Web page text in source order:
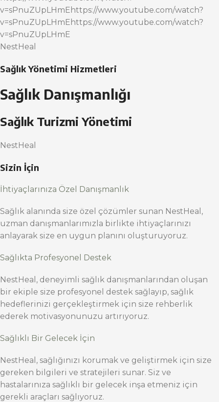
v=sPnuZUpLHmEhttps://www.youtube.com/watch?
v=sPnuZUpLHmEhttps://www.youtube.com/watch?
v=sPnuZUpLHmE
NestHeal
Sağlık Yönetimi Hizmetleri
Sağlık Danışmanlığı
Sağlık Turizmi Yönetimi
NestHeal
Sizin İçin
İhtiyaçlarınıza Özel Danışmanlık
Sağlık alanında size özel çözümler sunan NestHeal,
uzman danışmanlarımızla birlikte ihtiyaçlarınızı
anlayarak size en uygun planını oluşturuyoruz.
Sağlıkta Profesyonel Destek
NestHeal, deneyimli sağlık danışmanlarından oluşan
bir ekiple size profesyonel destek sağlayıp, sağlık
hedeflerinizi gerçekleştirmek için size rehberlik
ederek motivasyonunuzu artırıyoruz.
Sağlıklı Bir Gelecek İçin
NestHeal, sağlığınızı korumak ve geliştirmek için size
gereken bilgileri ve stratejileri sunar. Siz ve
hastalarınıza sağlıklı bir gelecek inşa etmeniz için
gerekli araçları sağlıyoruz.